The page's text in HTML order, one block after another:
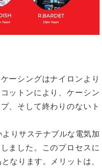
ーシングはナイロンより
ットンにより、ケーシン
、そして終わりのないト
りサステナブルな電気加
ました。このプロセスに
なります。メリットは、